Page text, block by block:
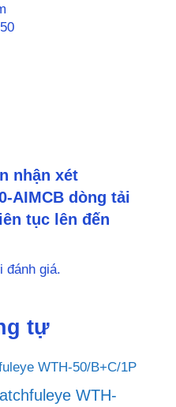
nhận xét
AIMCB dòng tải
tục lên đến
đánh giá.
tự
WTH-